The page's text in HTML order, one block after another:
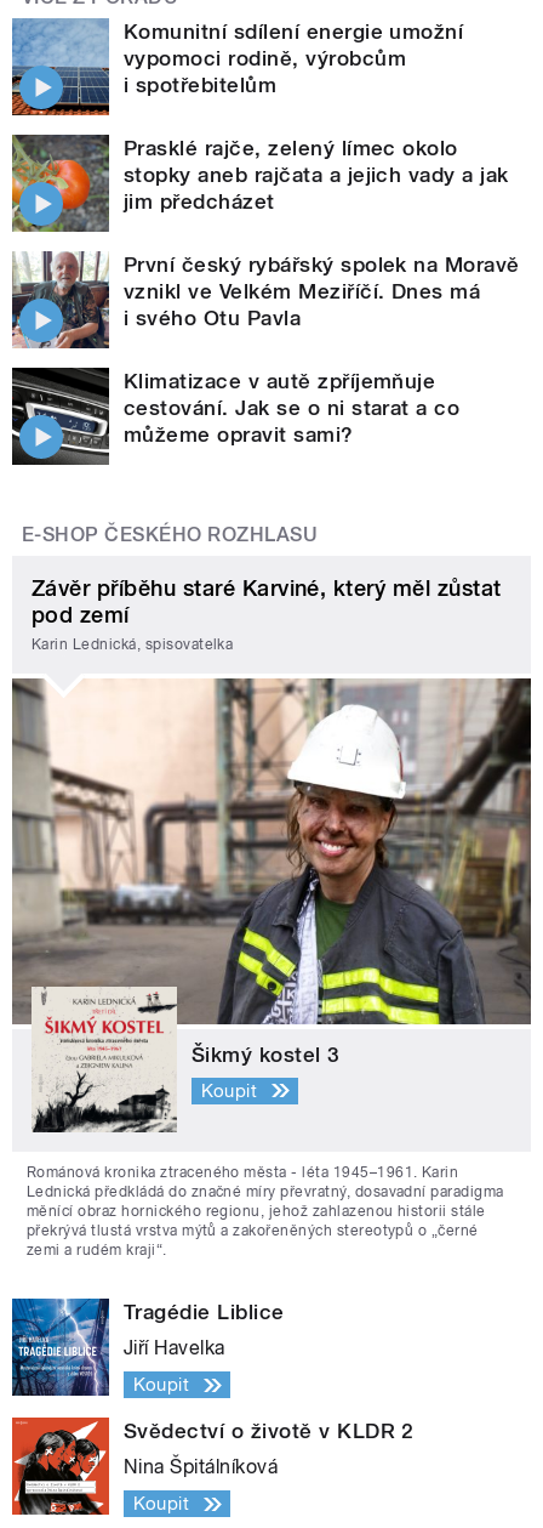
Komunitní sdílení energie umožní
vypomoci rodině, výrobcům
i spotřebitelům
Prasklé rajče, zelený límec okolo
stopky aneb rajčata a jejich vady a jak
jim předcházet
První český rybářský spolek na Moravě
vznikl ve Velkém Meziříčí. Dnes má
i svého Otu Pavla
Klimatizace v autě zpříjemňuje
cestování. Jak se o ni starat a co
můžeme opravit sami?
E-SHOP ČESKÉHO ROZHLASU
Závěr příběhu staré Karviné, který měl zůstat
pod zemí
Karin Lednická, spisovatelka
Šikmý kostel 3
Koupit
Románová kronika ztraceného města - léta 1945–1961. Karin
Lednická předkládá do značné míry převratný, dosavadní paradigma
měnící obraz hornického regionu, jehož zahlazenou historii stále
překrývá tlustá vrstva mýtů a zakořeněných stereotypů o „černé
zemi a rudém kraji“.
Tragédie Liblice
Jiří Havelka
Koupit
Svědectví o životě v KLDR 2
Nina Špitálníková
Koupit